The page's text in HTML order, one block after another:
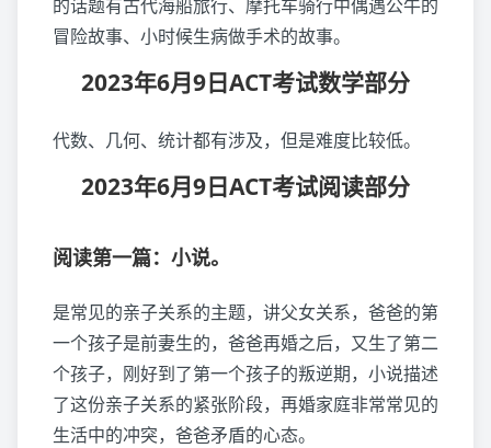
的话题有古代海船旅行、摩托车骑行中偶遇公牛的
冒险故事、小时候生病做手术的故事。
2023年6月9日ACT考试数学部分
代数、几何、统计都有涉及，但是难度比较低。
2023年6月9日ACT考试阅读部分
阅读第一篇：小说。
是常见的亲子关系的主题，讲父女关系，爸爸的第
一个孩子是前妻生的，爸爸再婚之后，又生了第二
个孩子，刚好到了第一个孩子的叛逆期，小说描述
了这份亲子关系的紧张阶段，再婚家庭非常常见的
生活中的冲突，爸爸矛盾的心态。